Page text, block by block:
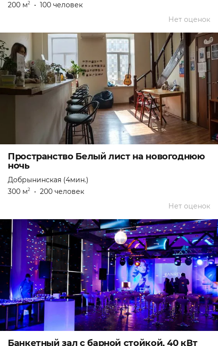
200 м2 • 100 человек
Нет оценок
Пространство Белый лист на новогоднюю
ночь
Добрынинская (4мин.)
300 м2 • 200 человек
Нет оценок
Банкетный зал с барной стойкой, 40 кВт